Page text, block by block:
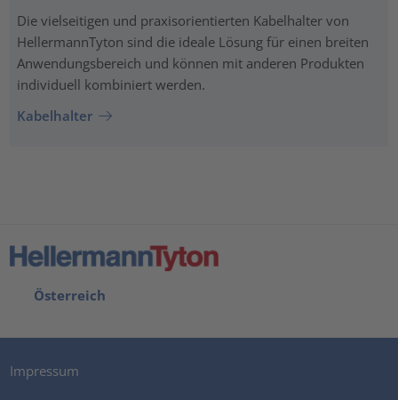
Die vielseitigen und praxisorientierten Kabelhalter von
HellermannTyton sind die ideale Lösung für einen breiten
Anwendungsbereich und können mit anderen Produkten
individuell kombiniert werden.
Kabelhalter
Österreich
Impressum